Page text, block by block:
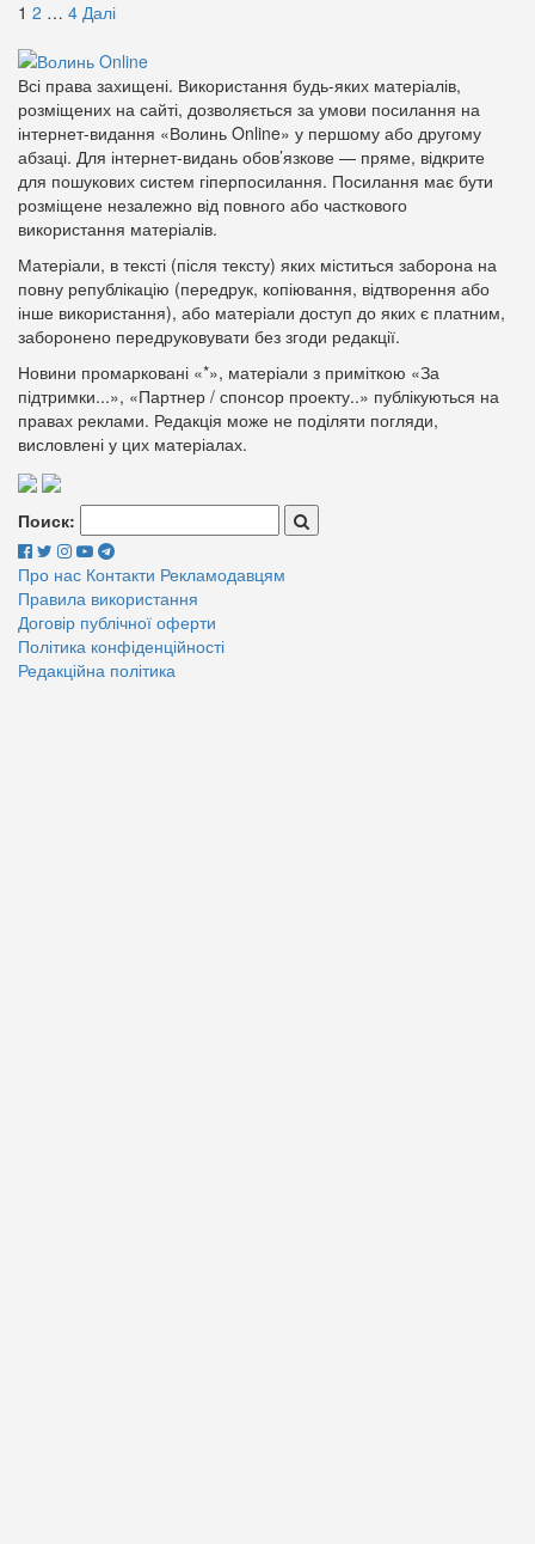
1 2 … 4 Далі
Всі права захищені. Використання будь-яких матеріалів,
розміщених на сайті, дозволяється за умови посилання на
інтернет-видання «Волинь Online» у першому або другому
абзаці. Для інтернет-видань обов’язкове — пряме, відкрите
для пошукових систем гіперпосилання. Посилання має бути
розміщене незалежно від повного або часткового
використання матеріалів.
Матеріали, в тексті (після тексту) яких міститься заборона на
повну републікацію (передрук, копіювання, відтворення або
інше використання), або матеріали доступ до яких є платним,
заборонено передруковувати без згоди редакції.
Новини промарковані «*», матеріали з приміткою «За
підтримки...», «Партнер / спонсор проекту..» публікуються на
правах реклами. Редакція може не поділяти погляди,
висловлені у цих матеріалах.
Поиск:
Про нас Контакти Рекламодавцям
Правила використання
Договір публічної оферти
Політика конфіденційності
Редакційна політика